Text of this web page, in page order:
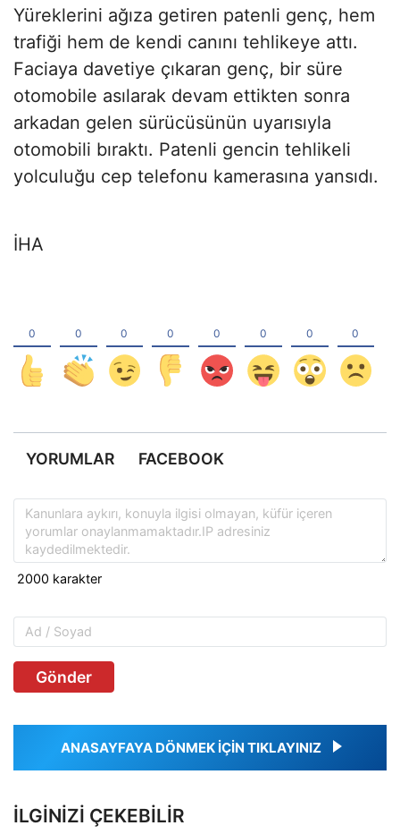
Yüreklerini ağıza getiren patenli genç, hem
trafiği hem de kendi canını tehlikeye attı.
Faciaya davetiye çıkaran genç, bir süre
otomobile asılarak devam ettikten sonra
arkadan gelen sürücüsünün uyarısıyla
otomobili bıraktı. Patenli gencin tehlikeli
yolculuğu cep telefonu kamerasına yansıdı.
İHA
YORUMLAR FACEBOOK
Gönder
ANASAYFAYA DÖNMEK İÇİN TIKLAYINIZ
İLGINIZI ÇEKEBILIR